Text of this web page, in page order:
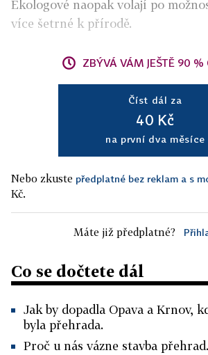
Ekologové naopak volají po
více šetrné k přírodě.
ZBÝVÁ VÁM JEŠTĚ 90 %
Číst dál za
40 Kč
na první dva měsíce
Nebo zkuste předplatné bez reklam a s
Kč.
Máte již předplatné?
Co se dočtete dál
Jak by dopadla Opava a Krnov,
byla přehrada.
Proč u nás vázne stavba přehrad.